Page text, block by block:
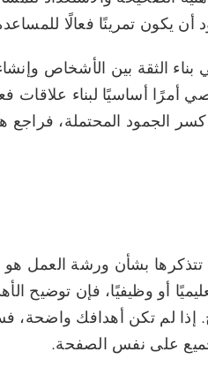
أن يكون تمرينًا فعالًا
الثقة بين الأشخاص
أمرًا أساسيًا لبناء علاقات
الجمود المحتملة، فراجع
تتذكرها بشأن ورشة العمل
أو وظيفيًا، فإن توضيح
إذا لم تكن أهدافك
على نفس الصفحة.